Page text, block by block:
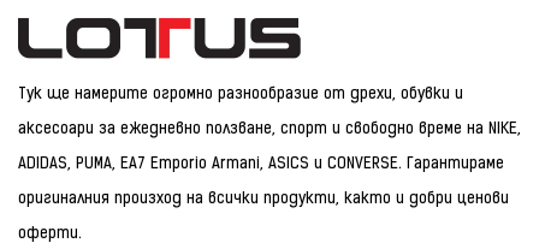
Тук ще намерите огромно разнообразие от дрехи, обувки и
аксесоари за ежедневно ползване, спорт и свободно време на NIKE,
ADIDAS, PUMA, EA7 Emporio Armani, ASICS и CONVERSE. Гарантираме
оригиналния произход на всички продукти, както и добри ценови
оферти.